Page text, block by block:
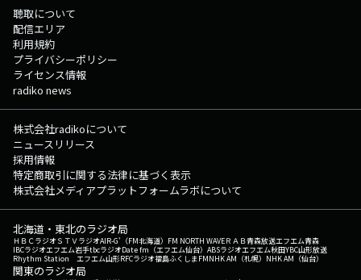
聴取について
配信エリア
利用規約
プライバシーポリシー
ライセンス情報
radiko news
株式会社radikoについて
ニュースリリース
採用情報
特定商取引に関する法律に基づく表示
株式会社メディアプラットフォームラボについて
北海道・東北のラジオ局
ＨＢＣラジオＳＴＶラジオAIR-G'（FM北海道） FM NORTH WAVEＲＡＢ青森放送エフエム青森
IBCラジオエフエム岩手tbcラジオDate fm（エフエム仙台） ABSラジオエフエム秋田YBC山形放送
Rhythm Station エフエム山形RFCラジオ福島ふくしまFMNHK AM（札幌） NHK AM（仙台）
関東のラジオ局